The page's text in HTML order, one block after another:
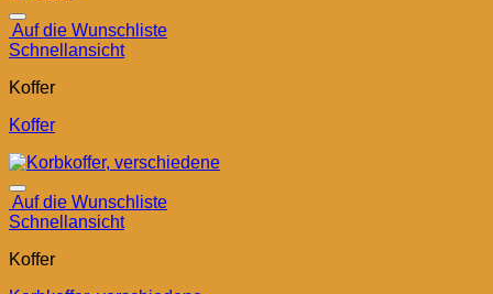
Auf die Wunschliste
Schnellansicht
Koffer
Koffer
Auf die Wunschliste
Schnellansicht
Koffer